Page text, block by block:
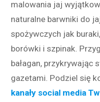
malowania jaj
naturalne barwniki do
spożywczych jak
borówki i szpinak.
bałagan, przykrywając
gazetami. Podziel się
kanały social media